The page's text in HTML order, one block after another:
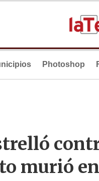
Photoshop
murió